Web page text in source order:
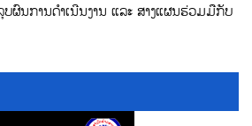
ຜົນການດຳເນີນງານ ແລະ ສາງແຜນຮ່ວມມືກັບ